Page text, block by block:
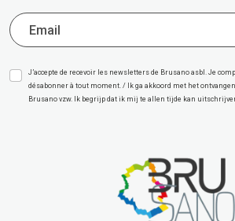
J’accepte de recevoir les newsletters de Brusano asbl. Je
désabonner à tout moment. / Ik ga akkoord met het
Brusano vzw. Ik begrijp dat ik mij te allen tijde kan